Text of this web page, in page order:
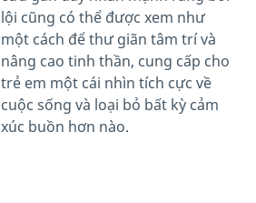
lội cũng có thể được xem như
một cách để thư giãn tâm trí và
nâng cao tinh thần, cung cấp cho
trẻ em một cái nhìn tích cực về
cuộc sống và loại bỏ bất kỳ cảm
xúc buồn hơn nào.